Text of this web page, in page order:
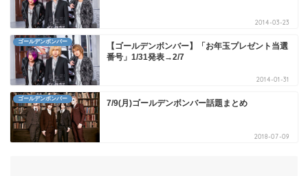
2014-03-23
ゴールデンボンバー
【ゴールデンボンバー】「お年玉プレゼント当選
番号」1/31発表→2/7
2014-01-31
ゴールデンボンバー 7/9(月)ゴールデンボンバー話題まとめ
2018-07-09